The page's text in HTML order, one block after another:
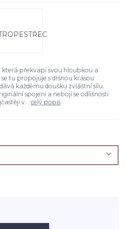
která překvapí svou hloubkou a
tu propojuje s drsnou krásou
každému doušku zvláštní sílu.
spojení a nebojí se odlišnosti.
v... celý popis